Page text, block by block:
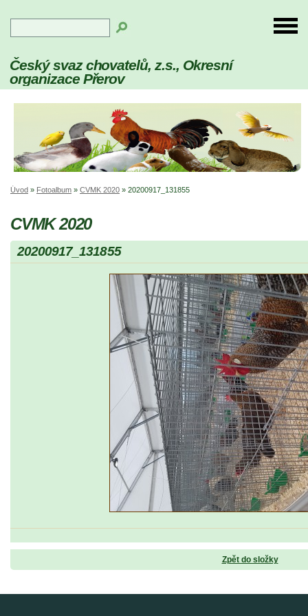
Český svaz chovatelů, z.s., Okresní
organizace Přerov
Úvod » Fotoalbum » CVMK 2020 » 20200917_131855
CVMK 2020
20200917_131855
Zpět do složky